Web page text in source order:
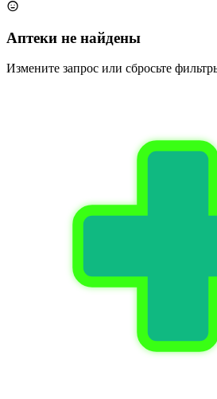
Аптеки не найдены
Измените запрос или сбросьте